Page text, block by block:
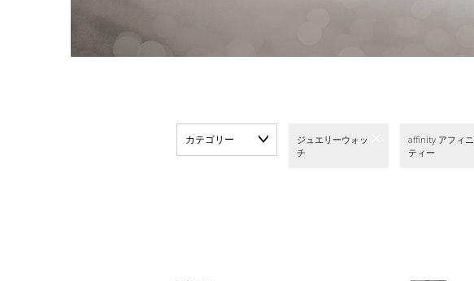
カテゴリー
ジュエリーウォッ
チ
affinity アフィニ
ティー